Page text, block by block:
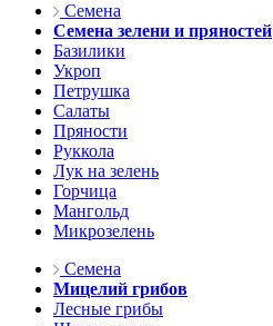
Семена
Семена зелени и пряностей
Базилики
Укроп
Петрушка
Салаты
Пряности
Руккола
Лук на зелень
Горчица
Мангольд
Микрозелень
Семена
Мицелий грибов
Лесные грибы